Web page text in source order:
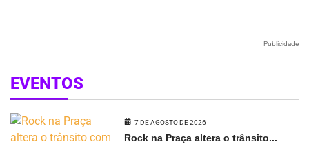
Publicidade
EVENTOS
7 DE AGOSTO DE 2026
Rock na Praça altera o trânsito...